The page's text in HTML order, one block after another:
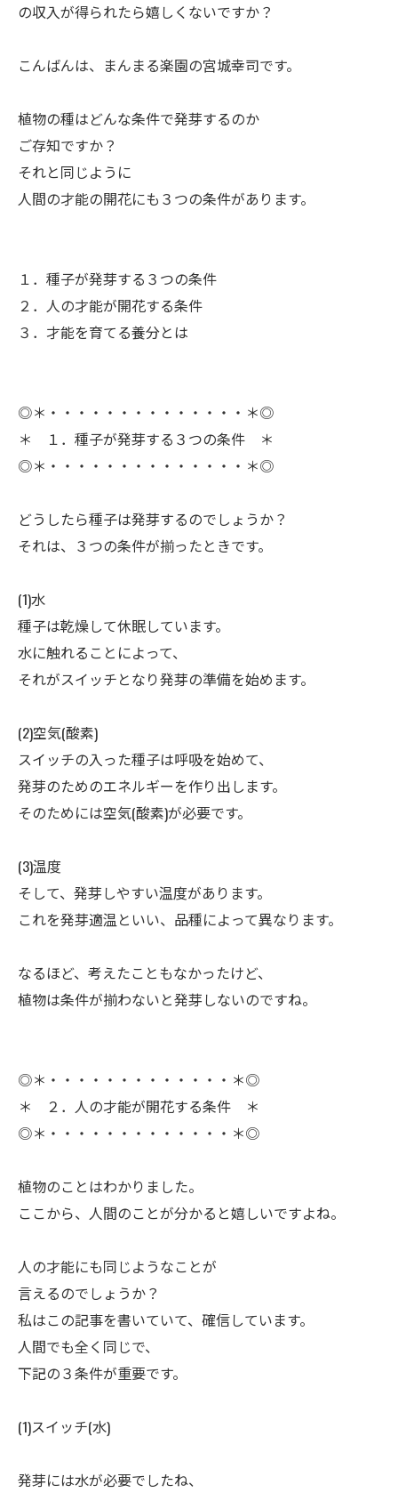
の収入が得られたら嬉しくないですか？
ㅤこんばんは、まんまる楽園の宮城幸司です。
ㅤ植物の種はどんな条件で発芽するのか
ご存知ですか？
ㅤそれと同じように
人間の才能の開花にも３つの条件があります。
１．種子が発芽する３つの条件
２．人の才能が開花する条件
３．才能を育てる養分とは
◎＊・・・・・・・・・・・・・・＊◎
＊ １．種子が発芽する３つの条件 ＊
◎＊・・・・・・・・・・・・・・＊◎
ㅤどうしたら種子は発芽するのでしょうか？
それは、３つの条件が揃ったときです。
(1)水
ㅤ種子は乾燥して休眠しています。
水に触れることによって、
それがスイッチとなり発芽の準備を始めます。
(2)空気(酸素)
ㅤスイッチの入った種子は呼吸を始めて、
発芽のためのエネルギーを作り出します。
そのためには空気(酸素)が必要です。
(3)温度
ㅤそして、発芽しやすい温度があります。
これを発芽適温といい、品種によって異なります。
ㅤなるほど、考えたこともなかったけど、
植物は条件が揃わないと発芽しないのですね。
◎＊・・・・・・・・・・・・・＊◎
＊ ２．人の才能が開花する条件 ＊
◎＊・・・・・・・・・・・・・＊◎
ㅤ植物のことはわかりました。
ここから、人間のことが分かると嬉しいですよね。
ㅤ人の才能にも同じようなことが
言えるのでしょうか？
ㅤ私はこの記事を書いていて、確信しています。
人間でも全く同じで、
下記の３条件が重要です。
(1)スイッチ(水)
ㅤ発芽には水が必要でしたね、